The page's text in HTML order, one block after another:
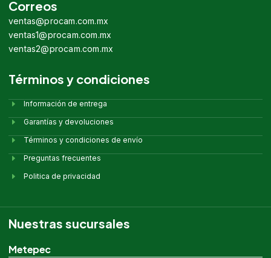
Correos
ventas@procam.com.mx
ventas1@procam.com.mx
ventas2@procam.com.mx
Términos y condiciones
Información de entrega
Garantías y devoluciones
Términos y condiciones de envío
Preguntas frecuentes
Politica de privacidad
Nuestras sucursales
Metepec